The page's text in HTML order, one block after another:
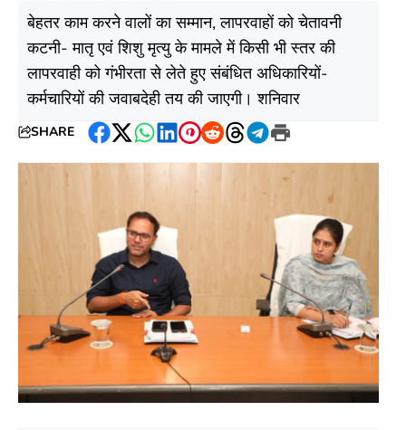
बेहतर काम करने वालों का सम्मान, लापरवाहों को चेतावनी
कटनी- मातृ एवं शिशु मृत्यु के मामले में किसी भी स्तर की
लापरवाही को गंभीरता से लेते हुए संबंधित अधिकारियों-
कर्मचारियों की जवाबदेही तय की जाएगी। शनिवार
SHARE
Facebook
Twitter
WhatsApp
LinkedIn
Pinterest
RedditThreads
Telegram
Print